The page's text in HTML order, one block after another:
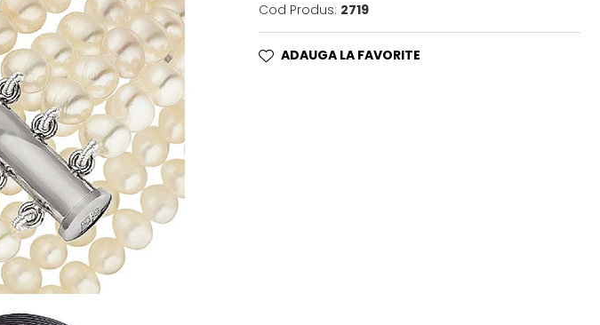
Cod Produs: 2719
ADAUGA LA FAVORITE